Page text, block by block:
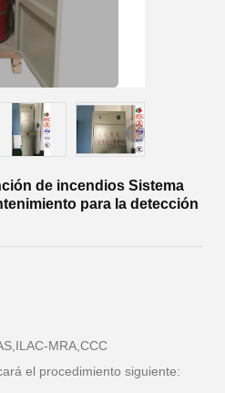
de incendios Sistema
para la detección
MRA,CCC
el procedimiento siguiente: